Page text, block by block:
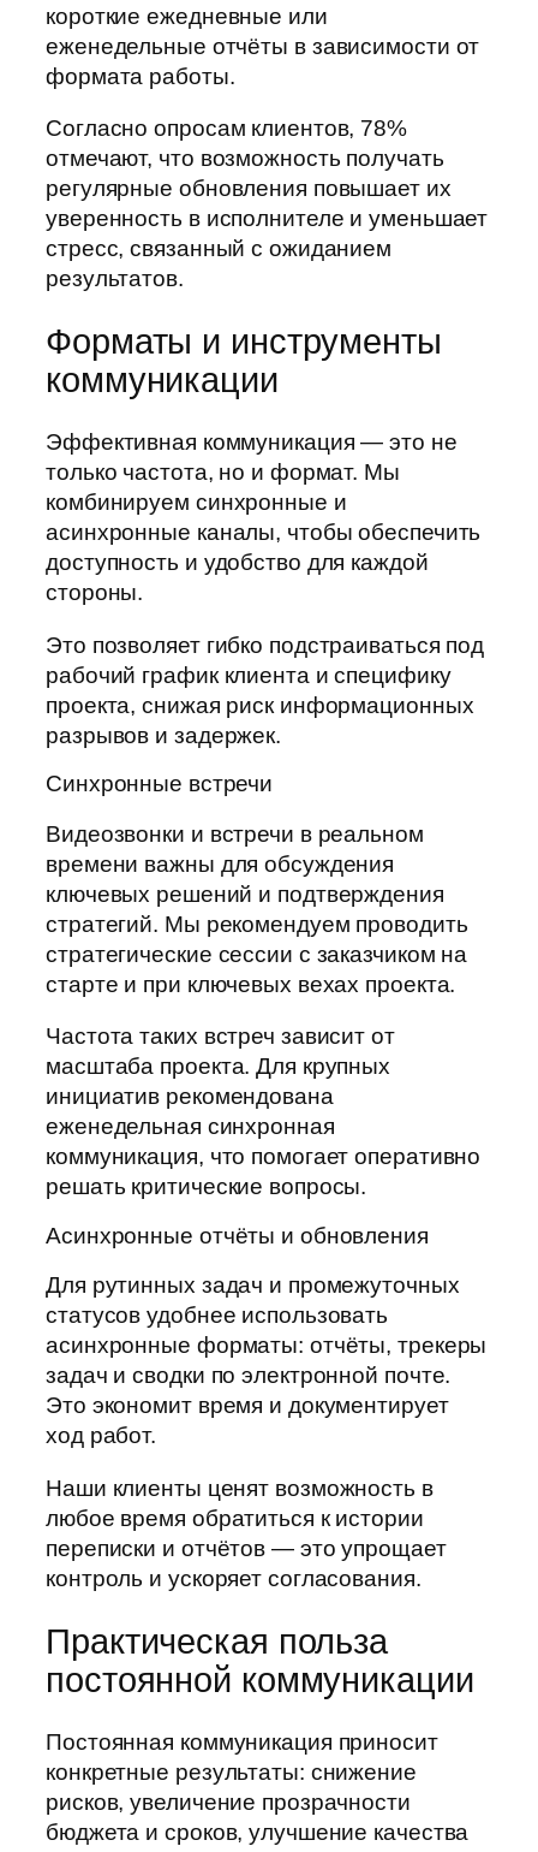
короткие ежедневные или
еженедельные отчёты в зависимости от
формата работы.
Согласно опросам клиентов, 78%
отмечают, что возможность получать
регулярные обновления повышает их
уверенность в исполнителе и уменьшает
стресс, связанный с ожиданием
результатов.
Форматы и инструменты
коммуникации
Эффективная коммуникация — это не
только частота, но и формат. Мы
комбинируем синхронные и
асинхронные каналы, чтобы обеспечить
доступность и удобство для каждой
стороны.
Это позволяет гибко подстраиваться под
рабочий график клиента и специфику
проекта, снижая риск информационных
разрывов и задержек.
Синхронные встречи
Видеозвонки и встречи в реальном
времени важны для обсуждения
ключевых решений и подтверждения
стратегий. Мы рекомендуем проводить
стратегические сессии с заказчиком на
старте и при ключевых вехах проекта.
Частота таких встреч зависит от
масштаба проекта. Для крупных
инициатив рекомендована
еженедельная синхронная
коммуникация, что помогает оперативно
решать критические вопросы.
Асинхронные отчёты и обновления
Для рутинных задач и промежуточных
статусов удобнее использовать
асинхронные форматы: отчёты, трекеры
задач и сводки по электронной почте.
Это экономит время и документирует
ход работ.
Наши клиенты ценят возможность в
любое время обратиться к истории
переписки и отчётов — это упрощает
контроль и ускоряет согласования.
Практическая польза
постоянной коммуникации
Постоянная коммуникация приносит
конкретные результаты: снижение
рисков, увеличение прозрачности
бюджета и сроков, улучшение качества